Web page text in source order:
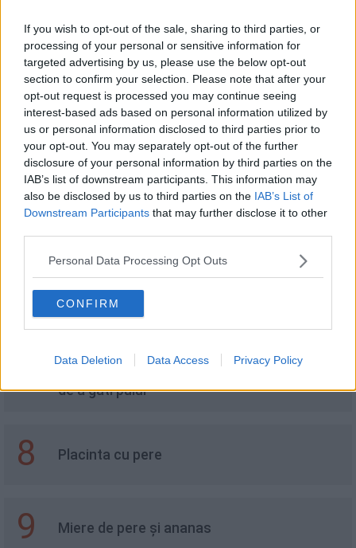
If you wish to opt-out of the sale, sharing to third parties, or
processing of your personal or sensitive information for
targeted advertising by us, please use the below opt-out
section to confirm your selection. Please note that after your
opt-out request is processed you may continue seeing
interest-based ads based on personal information utilized by
us or personal information disclosed to third parties prior to
your opt-out. You may separately opt-out of the further
disclosure of your personal information by third parties on the
IAB’s list of downstream participants. This information may
also be disclosed by us to third parties on the IAB’s List of
Downstream Participants that may further disclose it to other
Personal Data Processing Opt Outs
CONFIRM
Data Deletion Data Access Privacy Policy
2
rapidă
3 Foi de napolitană cu glazură
4
Salată de spanac cu grapefruit și brânză
feta
5 Cheesecake Cu Compot De Afine
6 Cheesecake Cassata
7
de a găti puiul
8 Placinta cu pere
9 Miere de pere și ananas